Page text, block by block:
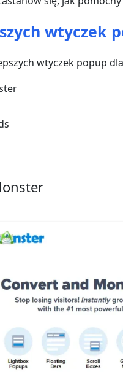
wtyczek
wtyczek popup